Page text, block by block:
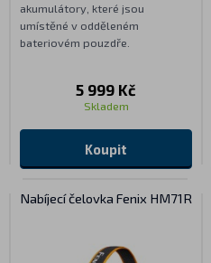
akumulátory, které jsou
umístěné v odděleném
bateriovém pouzdře.
5 999 Kč
Skladem
Koupit
Nabíjecí čelovka Fenix HM71R